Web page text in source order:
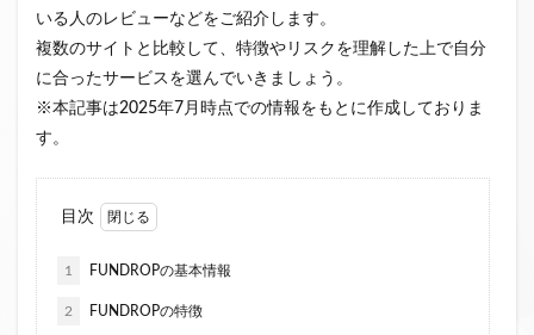
いる人のレビューなどをご紹介します。
複数のサイトと比較して、特徴やリスクを理解した上で自分
に合ったサービスを選んでいきましょう。
※本記事は2025年7月時点での情報をもとに作成しておりま
す。
目次
1 FUNDROPの基本情報
2 FUNDROPの特徴
グローシップ・パートナーズ CrowdShip Funding
意識調査 市場調査 セミナー アンケート
ソーシャルレンディング
サービス一覧
ファンド募集完了
ファンド募集終了